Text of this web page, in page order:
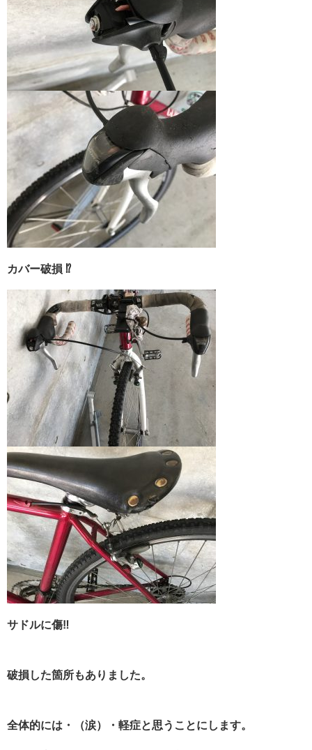
カバー破損 ⁉︎
サドルに傷‼︎
破損した箇所もありました。
全体的には・（涙）・軽症と思うことにします。